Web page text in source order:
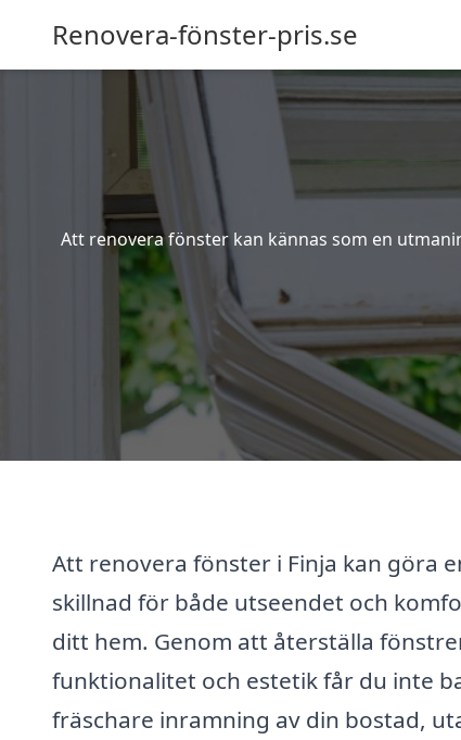
Renovera-fönster-pris.se
Att renovera fönster kan kännas som en
Att renovera fönster i Finja kan göra
skillnad för både utseendet och
ditt hem. Genom att återställa
funktionalitet och estetik får du inte
fräschare inramning av din bostad,